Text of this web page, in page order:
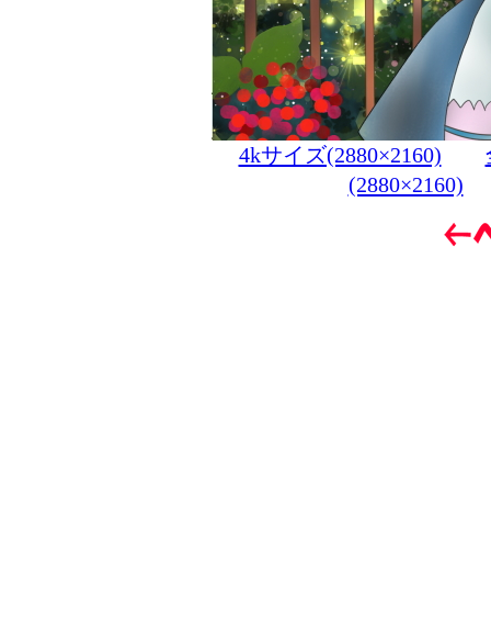
4kサイズ(2880×2160)
(2880×2160)